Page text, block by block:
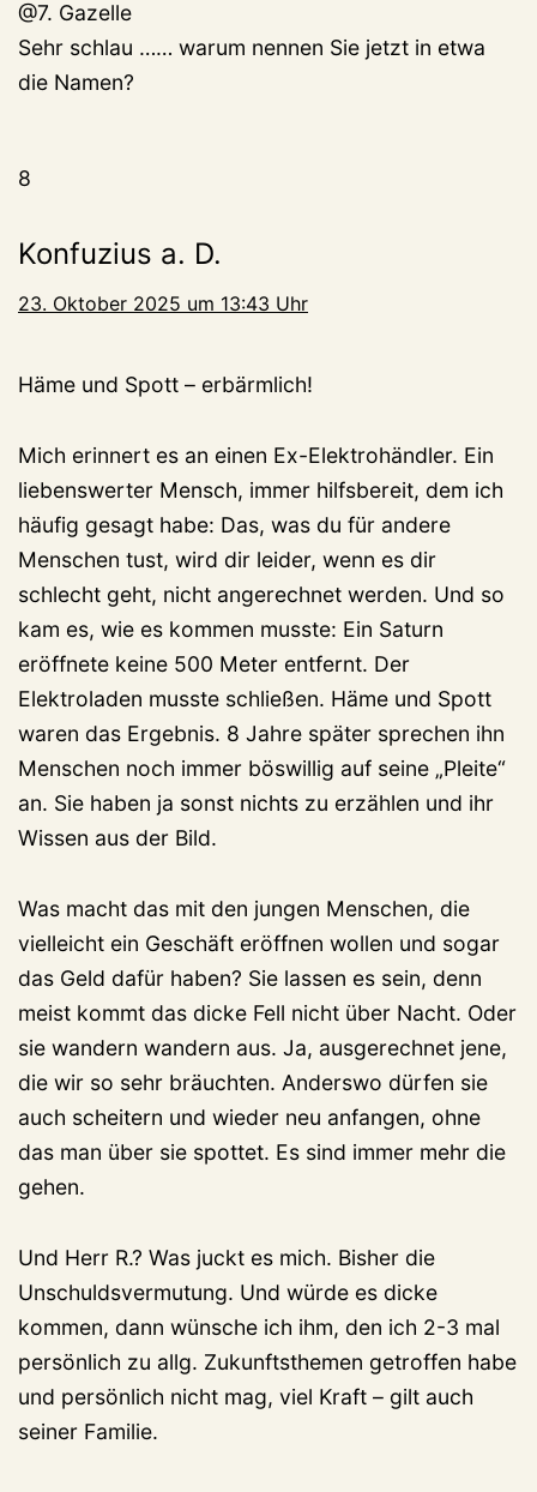
@7. Gazelle
Sehr schlau …… warum nennen Sie jetzt in etwa
die Namen?
8
Konfuzius a. D.
23. Oktober 2025 um 13:43 Uhr
Häme und Spott – erbärmlich!
Mich erinnert es an einen Ex-Elektrohändler. Ein
liebenswerter Mensch, immer hilfsbereit, dem ich
häufig gesagt habe: Das, was du für andere
Menschen tust, wird dir leider, wenn es dir
schlecht geht, nicht angerechnet werden. Und so
kam es, wie es kommen musste: Ein Saturn
eröffnete keine 500 Meter entfernt. Der
Elektroladen musste schließen. Häme und Spott
waren das Ergebnis. 8 Jahre später sprechen ihn
Menschen noch immer böswillig auf seine „Pleite“
an. Sie haben ja sonst nichts zu erzählen und ihr
Wissen aus der Bild.
Was macht das mit den jungen Menschen, die
vielleicht ein Geschäft eröffnen wollen und sogar
das Geld dafür haben? Sie lassen es sein, denn
meist kommt das dicke Fell nicht über Nacht. Oder
sie wandern wandern aus. Ja, ausgerechnet jene,
die wir so sehr bräuchten. Anderswo dürfen sie
auch scheitern und wieder neu anfangen, ohne
das man über sie spottet. Es sind immer mehr die
gehen.
Und Herr R.? Was juckt es mich. Bisher die
Unschuldsvermutung. Und würde es dicke
kommen, dann wünsche ich ihm, den ich 2-3 mal
persönlich zu allg. Zukunftsthemen getroffen habe
und persönlich nicht mag, viel Kraft – gilt auch
seiner Familie.